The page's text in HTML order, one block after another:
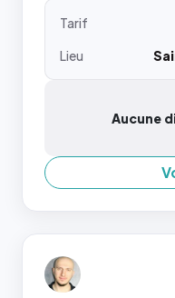
Tarif
Lieu
Aucune